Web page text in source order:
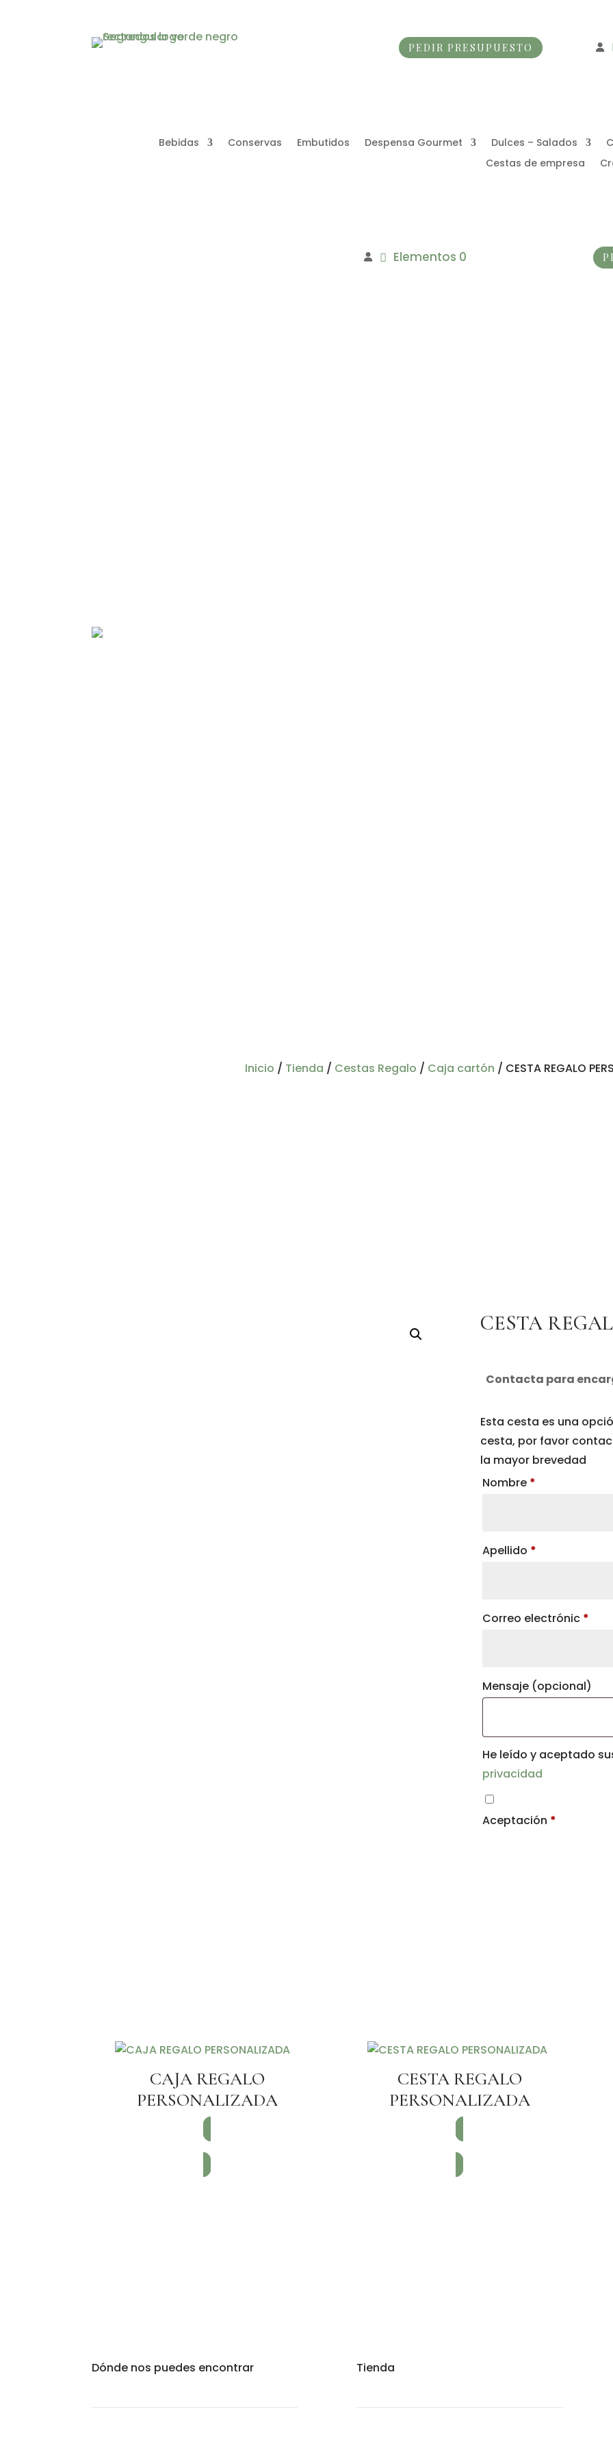
PEDIR PRESUPUESTO
Bebidas Conservas Embutidos Despensa Gourmet Dulces – Salados
Cestas de empresa
Elementos 0
Inicio / Tienda / Cestas Regalo / Caja cartón / CESTA REGALO
CESTA
Contacta para
Esta cesta es una
cesta, por favor
la mayor brevedad
Nombre *
Apellido *
Correo electrónic *
Mensaje (opcional)
He leído y aceptado
privacidad
Aceptación *
CAJA REGALO
PERSONALIZADA
CESTA REGALO
PERSONALIZADA
Dónde nos puedes encontrar Tienda